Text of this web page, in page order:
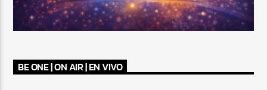
BE ONE | ON AIR | EN VIVO